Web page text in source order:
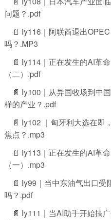
问题？.pdf
📄 ly116｜阿联酋退出
吗？.MP3
📄 ly114｜正在发生的AI革
（二）.pdf
📄 ly100｜从异国牧场到中
样的产业？.pdf
📄 ly102 ｜匈牙利大选在即
焦点？.mp3
📄 ly113｜正在发生的AI革
（一）.mp3
📄 ly99｜当中东油气出口受
吗？.pdf
📄 ly111｜当AI助手开始搞